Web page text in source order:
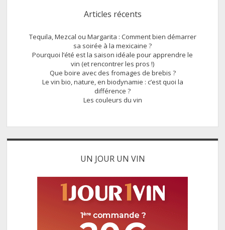
Articles récents
Tequila, Mezcal ou Margarita : Comment bien démarrer
sa soirée à la mexicaine ?
Pourquoi l’été est la saison idéale pour apprendre le
vin (et rencontrer les pros !)
Que boire avec des fromages de brebis ?
Le vin bio, nature, en biodynamie : c’est quoi la
différence ?
Les couleurs du vin
UN JOUR UN VIN